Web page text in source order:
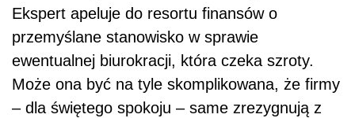
Ekspert apeluje do resortu finansów o
przemyślane stanowisko w sprawie
ewentualnej biurokracji, która czeka szroty.
Może ona być na tyle skomplikowana, że firmy
– dla świętego spokoju – same zrezygnują z